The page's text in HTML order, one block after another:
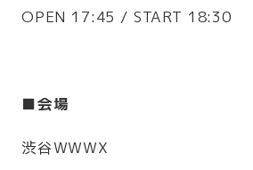
OPEN 17:45 / START 18:30
■会場
渋谷WWWX